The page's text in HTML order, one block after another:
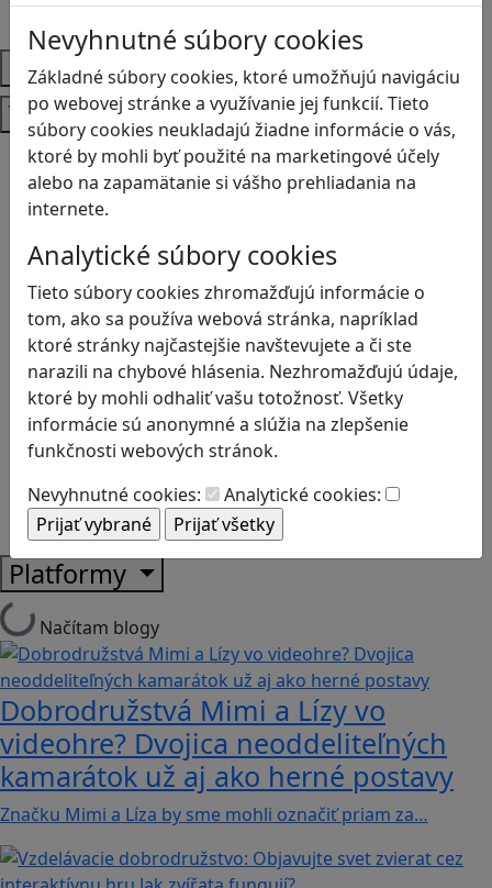
Nevyhnutné súbory cookies
Základné súbory cookies, ktoré umožňujú navigáciu
po webovej stránke a využívanie jej funkcií. Tieto
súbory cookies neukladajú žiadne informácie o vás,
ktoré by mohli byť použité na marketingové účely
alebo na zapamätanie si vášho prehliadania na
internete.
Analytické súbory cookies
Tieto súbory cookies zhromažďujú informácie o
tom, ako sa používa webová stránka, napríklad
ktoré stránky najčastejšie navštevujete a či ste
narazili na chybové hlásenia. Nezhromažďujú údaje,
ktoré by mohli odhaliť vašu totožnosť. Všetky
informácie sú anonymné a slúžia na zlepšenie
funkčnosti webových stránok.
Nevyhnutné cookies:
Analytické cookies:
Predmety
Témy
Bezpečnosť na internete
Čítanie s porozumením
Digitálna rovnováha
Globálne vzdelávanie
Kreativita
Kritické myslenie
Kyberšikana
Logické myslenie
Ľudské práva a tolerancia
Motorika a koncentrácia
Programovanie/Technika
Strategické myslenie
Zdravie a pohyb
Platformy
Načítam blogy
Dobrodružstvá Mimi a Lízy vo
videohre? Dvojica neoddeliteľných
kamarátok už aj ako herné postavy
Značku Mimi a Líza by sme mohli označiť priam za…